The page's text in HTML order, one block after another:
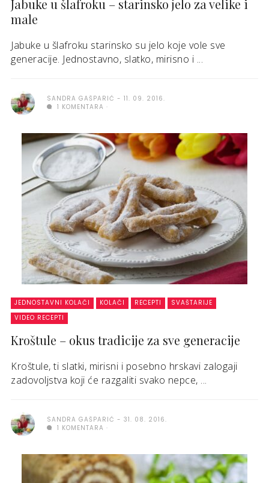
Jabuke u šlafroku – starinsko jelo za velike i
male
Jabuke u šlafroku starinsko su jelo koje vole sve
generacije. Jednostavno, slatko, mirisno i ...
SANDRA GAŠPARIĆ
11. 09. 2016.
1 KOMENTARA
JEDNOSTAVNI KOLAČI KOLAČI RECEPTI
SVAŠTARIJE
VIDEO RECEPTI
Kroštule – okus tradicije za sve generacije
Kroštule, ti slatki, mirisni i posebno hrskavi zalogaji
zadovoljstva koji će razgaliti svako nepce, ...
SANDRA GAŠPARIĆ
31. 08. 2016.
1 KOMENTARA